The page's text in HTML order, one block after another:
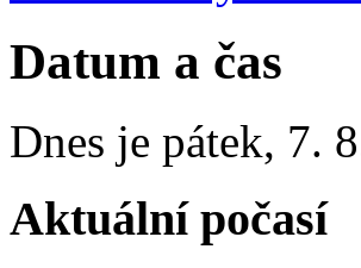
Datum a čas
Dnes je pátek, 7.
Aktuální počasí